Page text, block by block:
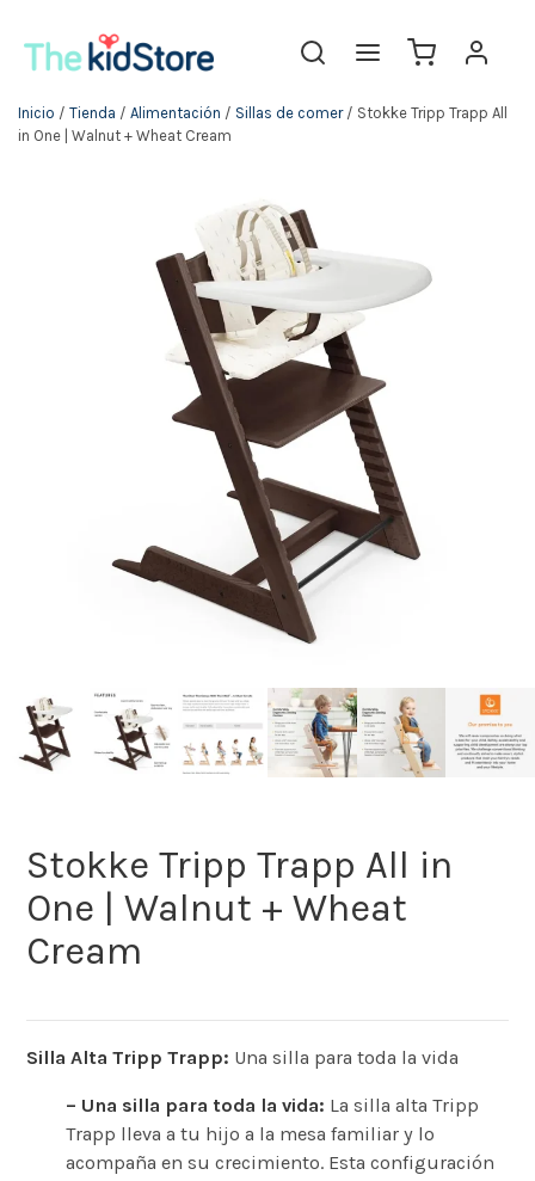
Inicio / Tienda / Alimentación / Sillas de comer/ Stokke Tripp Trapp All
in One | Walnut + Wheat Cream
Stokke Tripp Trapp All in
One | Walnut + Wheat
Cream
Silla Alta Tripp Trapp: Una silla para toda la vida
– Una silla para toda la vida: La silla alta Tripp
Trapp lleva a tu hijo a la mesa familiar y lo
acompaña en su crecimiento. Esta configuración